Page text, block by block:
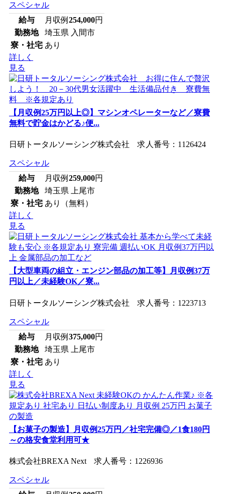
スペシャル
給与
月収例 254,000円
勤務地
埼玉県 入間市
寮・社宅 あり
詳しく
見る
【月収例25万円以上◎】マシンオペレーターなど／寮費
無料で貯金はかどる♪便...
日研トータルソーシング株式会社 求人番号：1126424
スペシャル
給与
月収例 259,000円
勤務地
埼玉県 上尾市
寮・社宅 あり（無料）
詳しく
見る
【大型車両の組立・エンジン部品の加工等】月収例37万
円以上／未経験OK／寮...
日研トータルソーシング株式会社 求人番号：1223713
スペシャル
給与
月収例 375,000円
勤務地
埼玉県 上尾市
寮・社宅 あり
詳しく
見る
【お菓子の製造】月収例25万円／社宅完備◎／1食180円
～の格安食堂利用可★
株式会社BREXA Next 求人番号：1226936
スペシャル